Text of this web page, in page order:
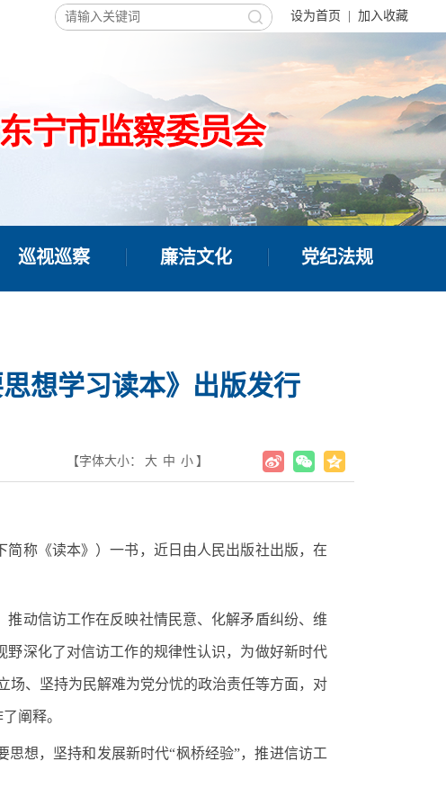
设为首页 加入收藏
巡视巡察 廉洁文化 党纪法规
想学习读本》出版发行
【字体大小： 大 中 小 】
称《读本》）一书，近日由人民出版社出版，在
动信访工作在反映社情民意、化解矛盾纠纷、维
深化了对信访工作的规律性认识，为做好新时代
场、坚持为民解难为党分忧的政治责任等方面，对
阐释。
想，坚持和发展新时代“枫桥经验”，推进信访工